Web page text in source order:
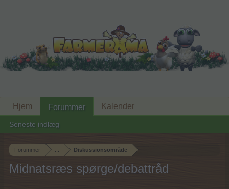
Forummer Diskussionsområde
Midnatsræs spørge/debattråd
Hjem Forummer
Seneste indlæg
Kalender